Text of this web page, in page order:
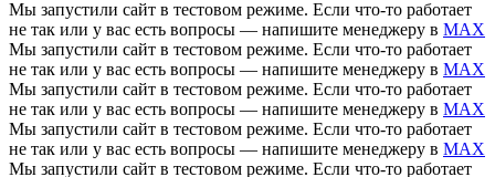
Мы запустили сайт в тестовом режиме. Если что-то работает
не так или у вас есть вопросы — напишите менеджеру в MAX
Мы запустили сайт в тестовом режиме. Если что-то работает
не так или у вас есть вопросы — напишите менеджеру в MAX
Мы запустили сайт в тестовом режиме. Если что-то работает
не так или у вас есть вопросы — напишите менеджеру в MAX
Мы запустили сайт в тестовом режиме. Если что-то работает
не так или у вас есть вопросы — напишите менеджеру в MAX
Мы запустили сайт в тестовом режиме. Если что-то работает